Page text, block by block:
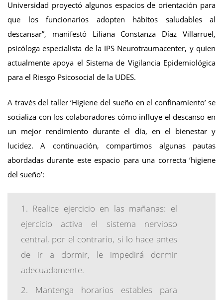
Universidad proyectó algunos espacios de orientación para
que los funcionarios adopten hábitos saludables al
descansar”, manifestó Liliana Constanza Díaz Villarruel,
psicóloga especialista de la IPS Neurotraumacenter, y quien
actualmente apoya el Sistema de Vigilancia Epidemiológica
para el Riesgo Psicosocial de la UDES.
A través del taller ‘Higiene del sueño en el confinamiento’ se
socializa con los colaboradores cómo influye el descanso en
un mejor rendimiento durante el día, en el bienestar y
lucidez. A continuación, compartimos algunas pautas
abordadas durante este espacio para una correcta ‘higiene
del sueño’:
Realice ejercicio en las mañanas: el
ejercicio activa el sistema nervioso
central, por el contrario, si lo hace antes
de ir a dormir, le impedirá dormir
adecuadamente.
Mantenga horarios estables para